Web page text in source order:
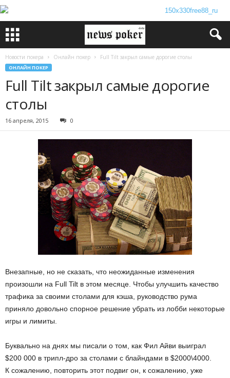
Новости покера Онлайн покер Full Tilt закрыл самые дорогие столы
ОНЛАЙН ПОКЕР
Full Tilt закрыл самые дорогие
столы
16 апреля, 2015 0
Внезапные, но не сказать, что неожиданные изменения
произошли на Full Tilt в этом месяце. Чтобы улучшить качество
трафика за своими столами для кэша, руководство рума
приняло довольно спорное решение убрать из лобби некоторые
игры и лимиты.
Буквально на днях мы писали о том, как Фил Айви выиграл
$200 000 в трипл-дро за столами с блайндами в $2000\4000.
К сожалению, повторить этот подвиг он, к сожалению, уже